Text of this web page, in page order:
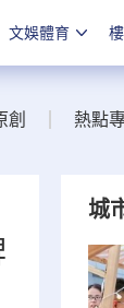
文娛體育
創 熱點
城